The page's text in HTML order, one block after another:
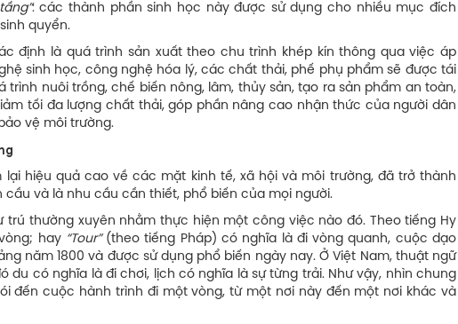
: các thành phần sinh học này được sử dụng cho nhiều mục đích
quyển.
định là quá trình sản xuất theo chu trình khép kín thông qua việc áp
sinh học, công nghệ hóa lý, các chất thải, phế phụ phẩm sẽ được tái
nuôi trồng, chế biến nông, lâm, thủy sản, tạo ra sản phẩm an toàn,
tối đa lượng chất thải, góp phần nâng cao nhận thức của người dân
vệ môi trường.
hiệu quả cao về các mặt kinh tế, xã hội và môi trường, đã trở thành
và là nhu cầu cần thiết, phổ biến của mọi người.
trú thường xuyên nhằm thực hiện một công việc nào đó. Theo tiếng Hy
hay “Tour”(theo tiếng Pháp) có nghĩa là đi vòng quanh, cuộc dạo
năm 1800 và được sử dụng phổ biến ngày nay. Ở Việt Nam, thuật ngữ
du có nghĩa là đi chơi, lịch có nghĩa là sự từng trải. Như vậy, nhìn chung
đến cuộc hành trình đi một vòng, từ một nơi này đến một nơi khác và